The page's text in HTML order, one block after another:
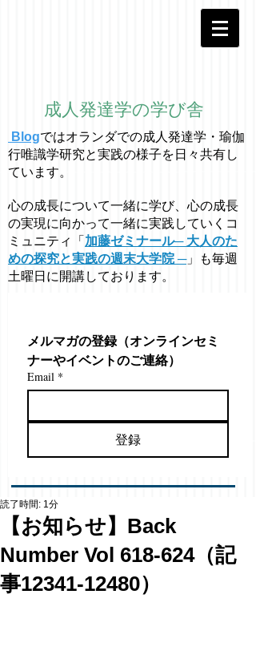
成人発達学の学び舎
Blogではオラ ンダでの成人発達学・ 瑜伽
行唯識学研究と実践の様子を日々共有し
ています。
心の成長について一緒に学び、心の成長
の実現に向かって一緒に実践していくコ
ミュニティ「 加藤ゼミナール─ 大人のた
めの探究と実践の週末大学院 ─」も毎週
土曜日に開講しております。
メルマガの登録（オンラインセミ
ナーやイベントのご連絡）
Email *
登録
【お知らせ】Back
Number Vol 618-624（記
事12341-12480）
読了時間: 1分